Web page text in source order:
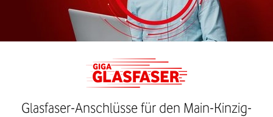
Glasfaser-Anschlüsse für den Main-Kinzig-